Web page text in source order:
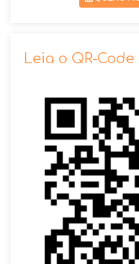
Leia o QR-